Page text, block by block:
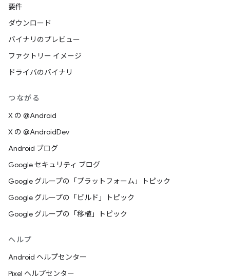
要件
ダウンロード
バイナリのプレビュー
ファクトリー イメージ
ドライバのバイナリ
つながる
X の @Android
X の @AndroidDev
Android ブログ
Google セキュリティ ブログ
Google グループの「プラットフォーム」トピック
Google グループの「ビルド」トピック
Google グループの「移植」トピック
ヘルプ
Android ヘルプセンター
Pixel ヘルプセンター